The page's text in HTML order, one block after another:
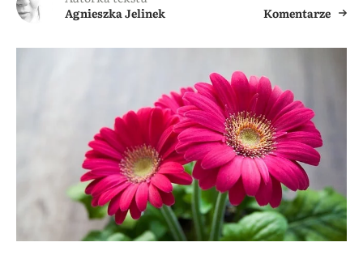
Agnieszka Jelinek
Komentarze